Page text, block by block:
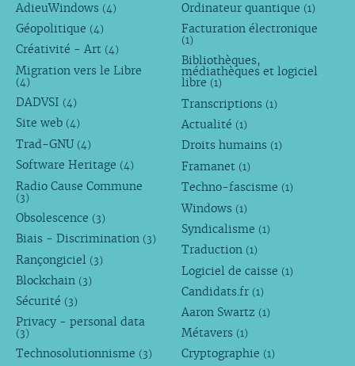
AdieuWindows (4)
Géopolitique (4)
Créativité - Art (4)
Migration vers le Libre
(4)
DADVSI (4)
Site web (4)
Trad-GNU (4)
Software Heritage (4)
Radio Cause Commune
(3)
Obsolescence (3)
Biais - Discrimination (3)
Rançongiciel (3)
Blockchain (3)
Sécurité (3)
Privacy - personal data
(3)
Technosolutionnisme (3)
Ordinateur quantique (1)
Facturation électronique
(1)
Bibliothèques,
médiathèques et logiciel
libre (1)
Transcriptions (1)
Actualité (1)
Droits humains (1)
Framanet (1)
Techno-fascisme (1)
Windows (1)
Syndicalisme (1)
Traduction (1)
Logiciel de caisse (1)
Candidats.fr (1)
Aaron Swartz (1)
Métavers (1)
Cryptographie (1)